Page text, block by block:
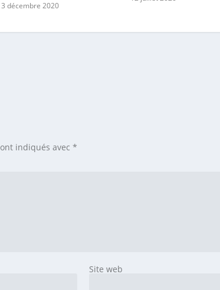
3 décembre 2020
indiqués avec*
Site web